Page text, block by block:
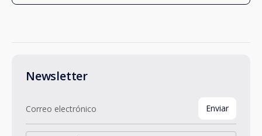
Newsletter